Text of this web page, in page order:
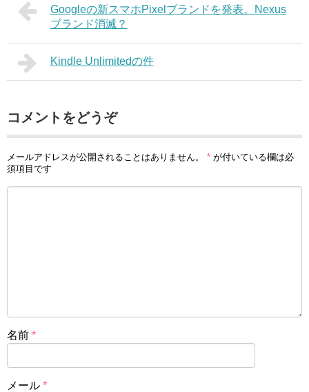
Googleの新スマホPixelブランドを発表。Nexus
ブランド消滅？
Kindle Unlimitedの件
コメントをどうぞ
メールアドレスが公開されることはありません。 * が付いている欄は必
須項目です
名前 *
メール *